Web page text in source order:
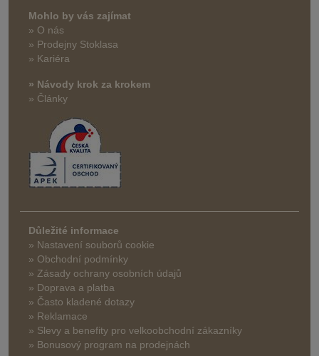
Mohlo by vás zajímat
» O nás
» Prodejny Stoklasa
» Kariéra
» Návody krok za krokem
» Články
Důležité informace
» Nastavení souborů cookie
» Obchodní podmínky
» Zásady ochrany osobních údajů
» Doprava a platba
» Často kladené dotazy
» Reklamace
» Slevy a benefity pro velkoobchodní zákazníky
» Bonusový program na prodejnách